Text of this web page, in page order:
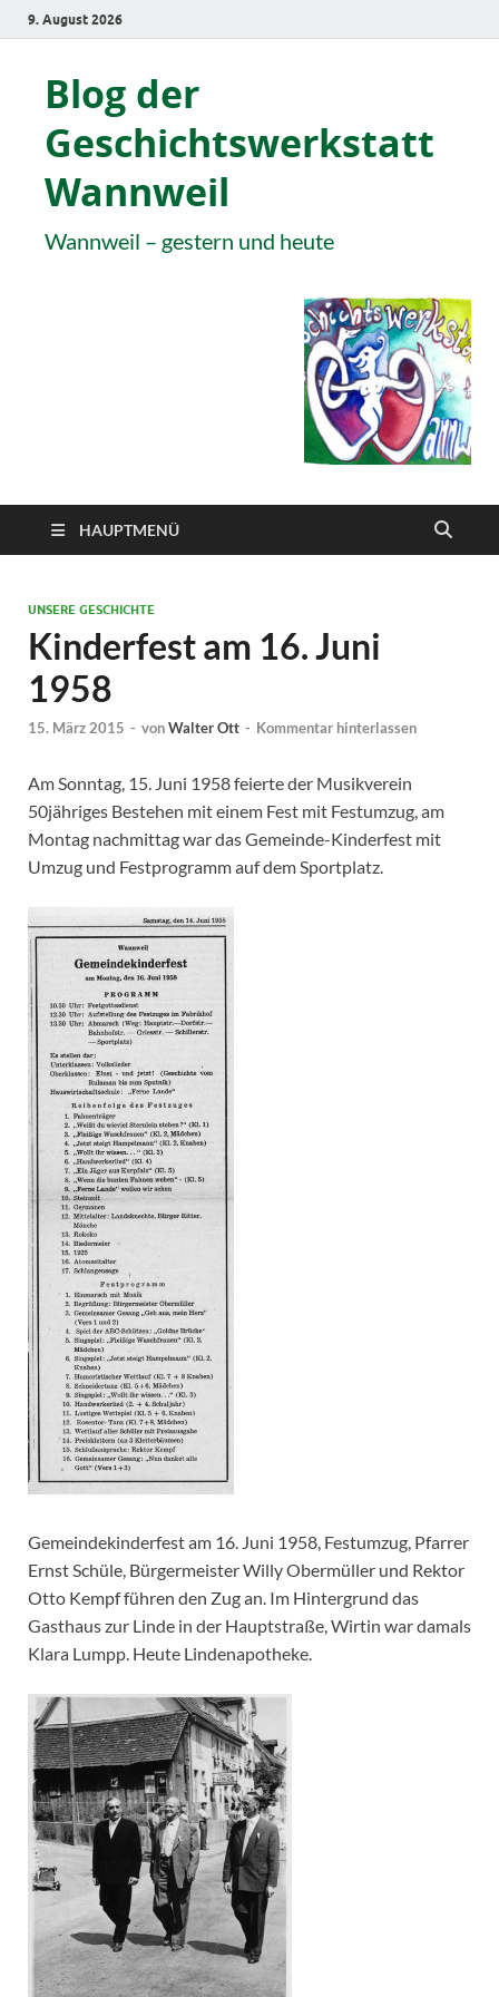
9. August 2026
Blog der
Geschichtswerkstatt
Wannweil
Wannweil – gestern und heute
HAUPTMENÜ
UNSERE GESCHICHTE
Kinderfest am 16. Juni
1958
15. März 2015 - vonWalter Ott - Kommentar hinterlassen
Am Sonntag, 15. Juni 1958 feierte der Musikverein
50jähriges Bestehen mit einem Fest mit Festumzug, am
Montag nachmittag war das Gemeinde-Kinderfest mit
Umzug und Festprogramm auf dem Sportplatz.
Gemeindekinderfest am 16. Juni 1958, Festumzug, Pfarrer
Ernst Schüle, Bürgermeister Willy Obermüller und Rektor
Otto Kempf führen den Zug an. Im Hintergrund das
Gasthaus zur Linde in der Hauptstraße, Wirtin war damals
Klara Lumpp. Heute Lindenapotheke.